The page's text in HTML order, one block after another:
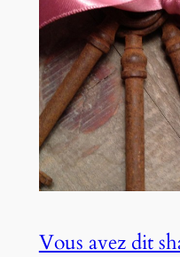
Vous avez dit